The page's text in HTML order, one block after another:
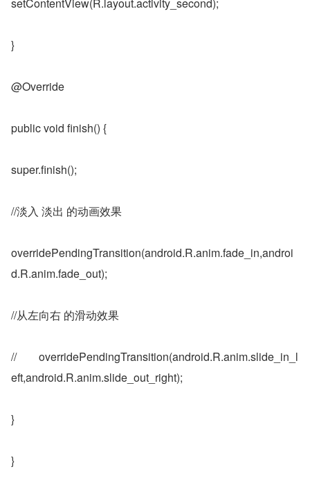
}
@Override
public void finish() {
super.finish();
//淡入 淡出 的动画效果
overridePendingTransition(android.R.anim.fade_in,androi
d.R.anim.fade_out);
//从左向右 的滑动效果
//        overridePendingTransition(android.R.anim.slide_in_l
eft,android.R.anim.slide_out_right);
}
}